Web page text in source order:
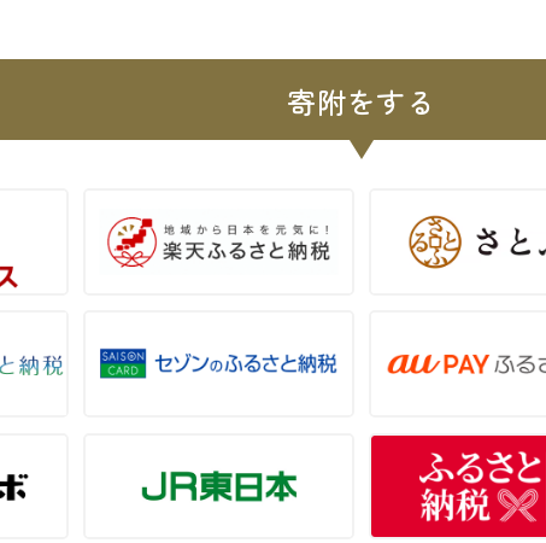
寄附をする